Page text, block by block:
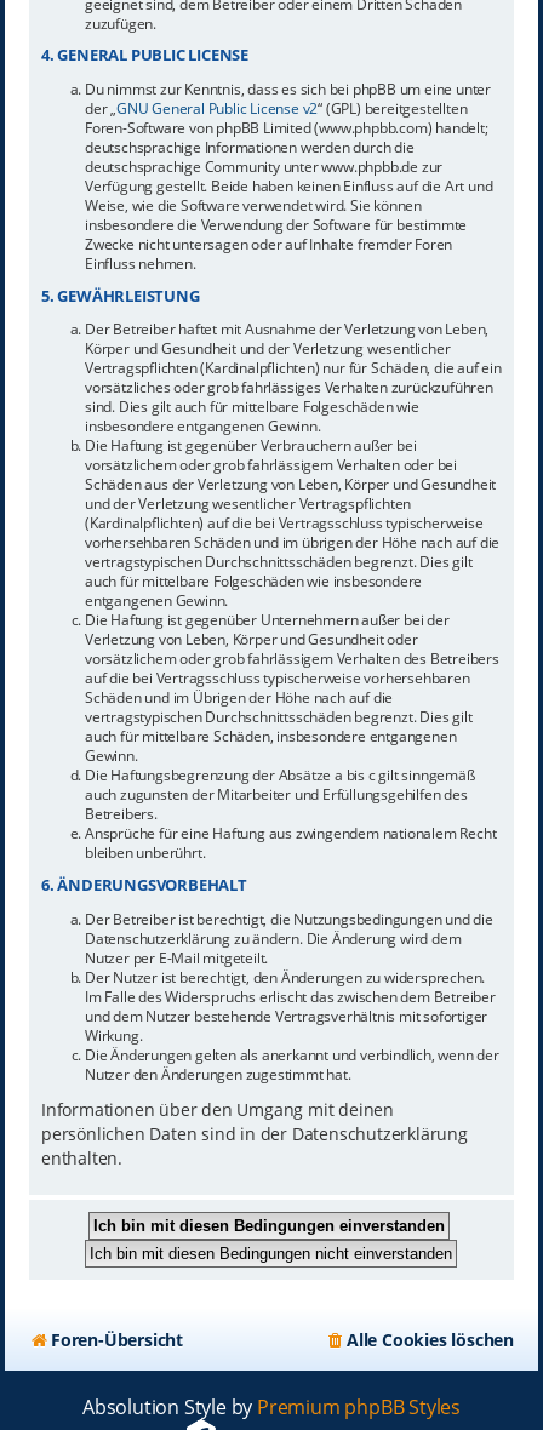
zuzufügen.
4. GENERAL PUBLIC LICENSE
Du nimmst zur Kenntnis, dass es sich bei phpBB um eine unter
der „GNU General Public License v2“ (GPL) bereitgestellten
Foren-Software von phpBB Limited (www.phpbb.com) handelt;
deutschsprachige Informationen werden durch die
deutschsprachige Community unter www.phpbb.de zur
Verfügung gestellt. Beide haben keinen Einfluss auf die Art und
Weise, wie die Software verwendet wird. Sie können
insbesondere die Verwendung der Software für bestimmte
Zwecke nicht untersagen oder auf Inhalte fremder Foren
Einfluss nehmen.
5. GEWÄHRLEISTUNG
Der Betreiber haftet mit Ausnahme der Verletzung von Leben,
Körper und Gesundheit und der Verletzung wesentlicher
Vertragspflichten (Kardinalpflichten) nur für Schäden, die auf ein
vorsätzliches oder grob fahrlässiges Verhalten zurückzuführen
sind. Dies gilt auch für mittelbare Folgeschäden wie
insbesondere entgangenen Gewinn.
Die Haftung ist gegenüber Verbrauchern außer bei
vorsätzlichem oder grob fahrlässigem Verhalten oder bei
Schäden aus der Verletzung von Leben, Körper und Gesundheit
und der Verletzung wesentlicher Vertragspflichten
(Kardinalpflichten) auf die bei Vertragsschluss typischerweise
vorhersehbaren Schäden und im übrigen der Höhe nach auf die
vertragstypischen Durchschnittsschäden begrenzt. Dies gilt
auch für mittelbare Folgeschäden wie insbesondere
entgangenen Gewinn.
Die Haftung ist gegenüber Unternehmern außer bei der
Verletzung von Leben, Körper und Gesundheit oder
vorsätzlichem oder grob fahrlässigem Verhalten des Betreibers
auf die bei Vertragsschluss typischerweise vorhersehbaren
Schäden und im Übrigen der Höhe nach auf die
vertragstypischen Durchschnittsschäden begrenzt. Dies gilt
auch für mittelbare Schäden, insbesondere entgangenen
Gewinn.
Die Haftungsbegrenzung der Absätze a bis c gilt sinngemäß
auch zugunsten der Mitarbeiter und Erfüllungsgehilfen des
Betreibers.
Ansprüche für eine Haftung aus zwingendem nationalem Recht
bleiben unberührt.
6. ÄNDERUNGSVORBEHALT
Der Betreiber ist berechtigt, die Nutzungsbedingungen und die
Datenschutzerklärung zu ändern. Die Änderung wird dem
Nutzer per E-Mail mitgeteilt.
Der Nutzer ist berechtigt, den Änderungen zu widersprechen.
Im Falle des Widerspruchs erlischt das zwischen dem Betreiber
und dem Nutzer bestehende Vertragsverhältnis mit sofortiger
Wirkung.
Die Änderungen gelten als anerkannt und verbindlich, wenn der
Nutzer den Änderungen zugestimmt hat.
Informationen über den Umgang mit deinen
persönlichen Daten sind in der Datenschutzerklärung
enthalten.
Foren-Übersicht Alle Cookies löschen
Absolution Style by Premium phpBB Styles